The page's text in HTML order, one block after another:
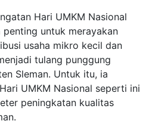
Hari UMKM Nasional
untuk merayakan
usaha mikro kecil dan
tulang punggung
Sleman. Untuk itu, ia
UMKM Nasional seperti ini
peningkatan kualitas